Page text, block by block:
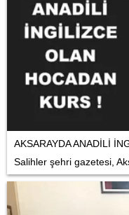
AKSARAYDA ANADİLİ
Salihler şehri gazetesi,